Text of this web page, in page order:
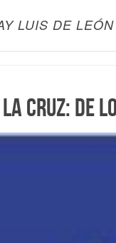
LUIS DE LEÓN
la Cruz: